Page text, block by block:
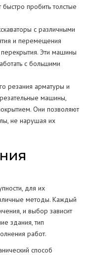
пробить толстые
с различными
и перемещения
Эти машины
с большими
резания арматуры и
машины,
Они позволяют
не нарушая их
для их
методы. Каждый
и выбор зависит
здания, тип
работ.
способ